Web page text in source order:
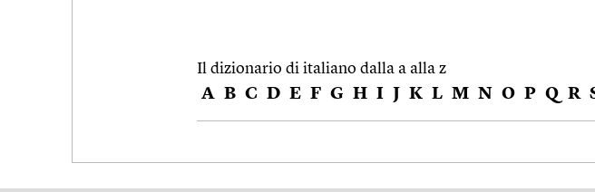
Il dizionario di italiano dalla a alla z
A B C D E F G H I J K L M N O P Q R